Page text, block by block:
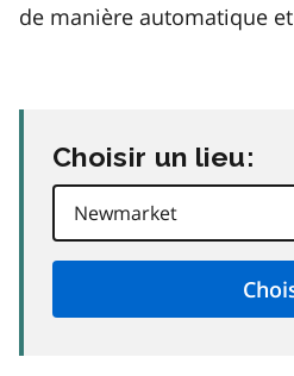
de manière automatique et
Choisir un lieu: